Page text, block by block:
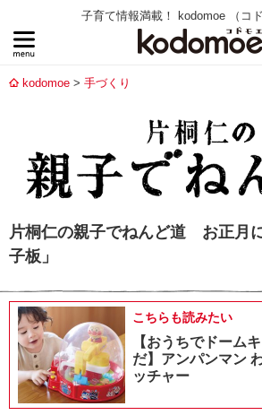
子育て情報満載！ kodomoe （コ
kodomoe 手づくり
片桐仁の親子でねんど道 お正月
子板」
こちらも読みたい
【おうちでドーム
だ】アンパンマン
ッチャー